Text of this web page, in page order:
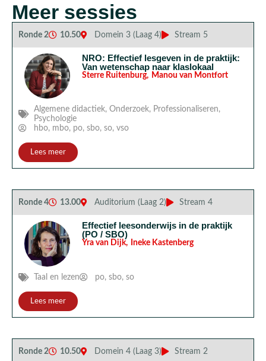
Meer sessies
Ronde 2 10.50 Domein 3 (Laag 4) Stream 5
NRO: Effectief lesgeven in de praktijk:
Van wetenschap naar klaslokaal
Sterre Ruitenburg, Manou van Montfort
Algemene didactiek, Onderzoek, Professionaliseren,
Psychologie
hbo, mbo, po, sbo, so, vso
Lees meer
Ronde 4 13.00 Auditorium (Laag 2) Stream 4
Effectief leesonderwijs in de praktijk
(PO / SBO)
Yra van Dijk, Ineke Kastenberg
Taal en lezen po, sbo, so
Lees meer
Ronde 2 10.50 Domein 4 (Laag 3) Stream 2